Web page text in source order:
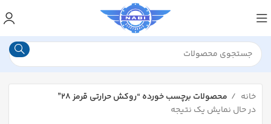
خانه
محصولات برچسب خورده “روکش حرارتی قرمز ۲۸”
در حال نمایش یک نتیجه